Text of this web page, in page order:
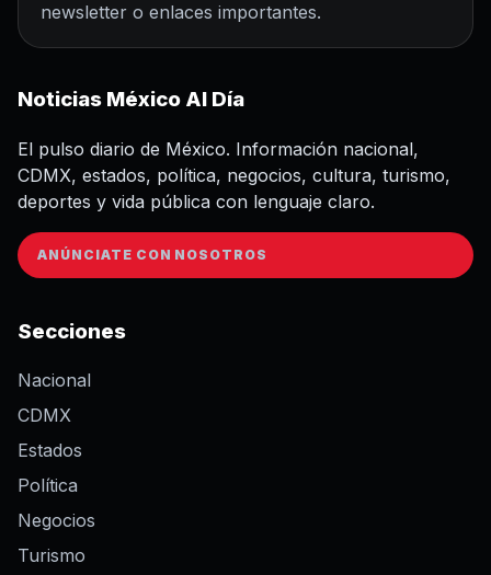
newsletter o enlaces importantes.
Noticias México Al Día
El pulso diario de México. Información nacional,
CDMX, estados, política, negocios, cultura, turismo,
deportes y vida pública con lenguaje claro.
ANÚNCIATE CON NOSOTROS
Secciones
Nacional
CDMX
Estados
Política
Negocios
Turismo